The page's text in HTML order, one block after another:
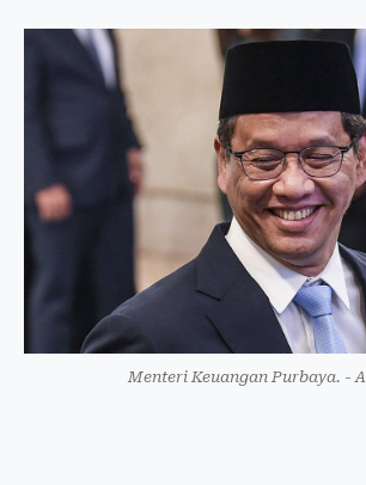
Menteri Keuangan Purbaya. -